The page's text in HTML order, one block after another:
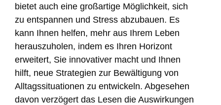
bietet auch eine großartige Möglichkeit, sich
zu entspannen und Stress abzubauen. Es
kann Ihnen helfen, mehr aus Ihrem Leben
herauszuholen, indem es Ihren Horizont
erweitert, Sie innovativer macht und Ihnen
hilft, neue Strategien zur Bewältigung von
Alltagssituationen zu entwickeln. Abgesehen
davon verzögert das Lesen die Auswirkungen